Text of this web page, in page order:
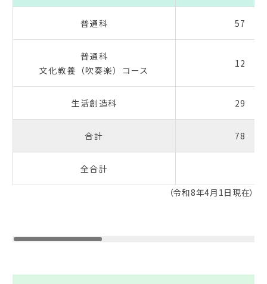
普通科 57
普通科
文化教養（吹奏楽）コース
12
生活創造科 29
合計 78
全合計
（令和8年4月1日現在）